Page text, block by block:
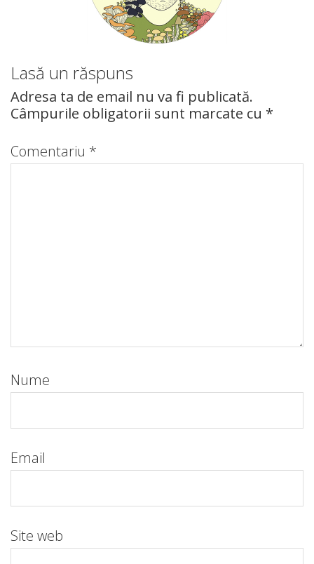
Lasă un răspuns
Adresa ta de email nu va fi publicată.
Câmpurile obligatorii sunt marcate cu *
Comentariu *
Nume
Email
Site web